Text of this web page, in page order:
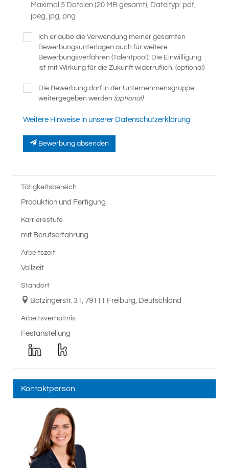
Maximal 5 Dateien (20 MB gesamt), Dateityp: pdf,
jpeg, jpg, png
Ich erlaube die Verwendung meiner gesamten
Bewerbungsunterlagen auch für weitere
Bewerbungsverfahren (Talentpool). Die Einwilligung
ist mit Wirkung für die Zukunft widerruflich. (optional)
Die Bewerbung darf in der Unternehmensgruppe
weitergegeben werden (optional)
Weitere Hinweise in unserer Datenschutzerklärung
Bewerbung absenden
Tätigkeitsbereich
Produktion und Fertigung
Karrierestufe
mit Berufserfahrung
Arbeitszeit
Vollzeit
Standort
Bötzingerstr. 31, 79111 Freiburg, Deutschland
Arbeitsverhältnis
Festanstellung
Kontaktperson